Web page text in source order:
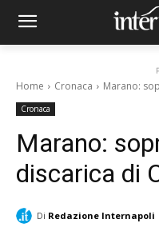
Home Cronaca Marano:
Cronaca
Marano:
discarica di
Di Redazione Internapoli